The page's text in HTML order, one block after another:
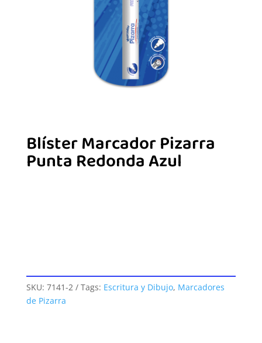
Blíster Marcador Pizarra
Punta Redonda Azul
SKU: 7141-2 Tags: Escritura y Dibujo, Marcadores
de Pizarra